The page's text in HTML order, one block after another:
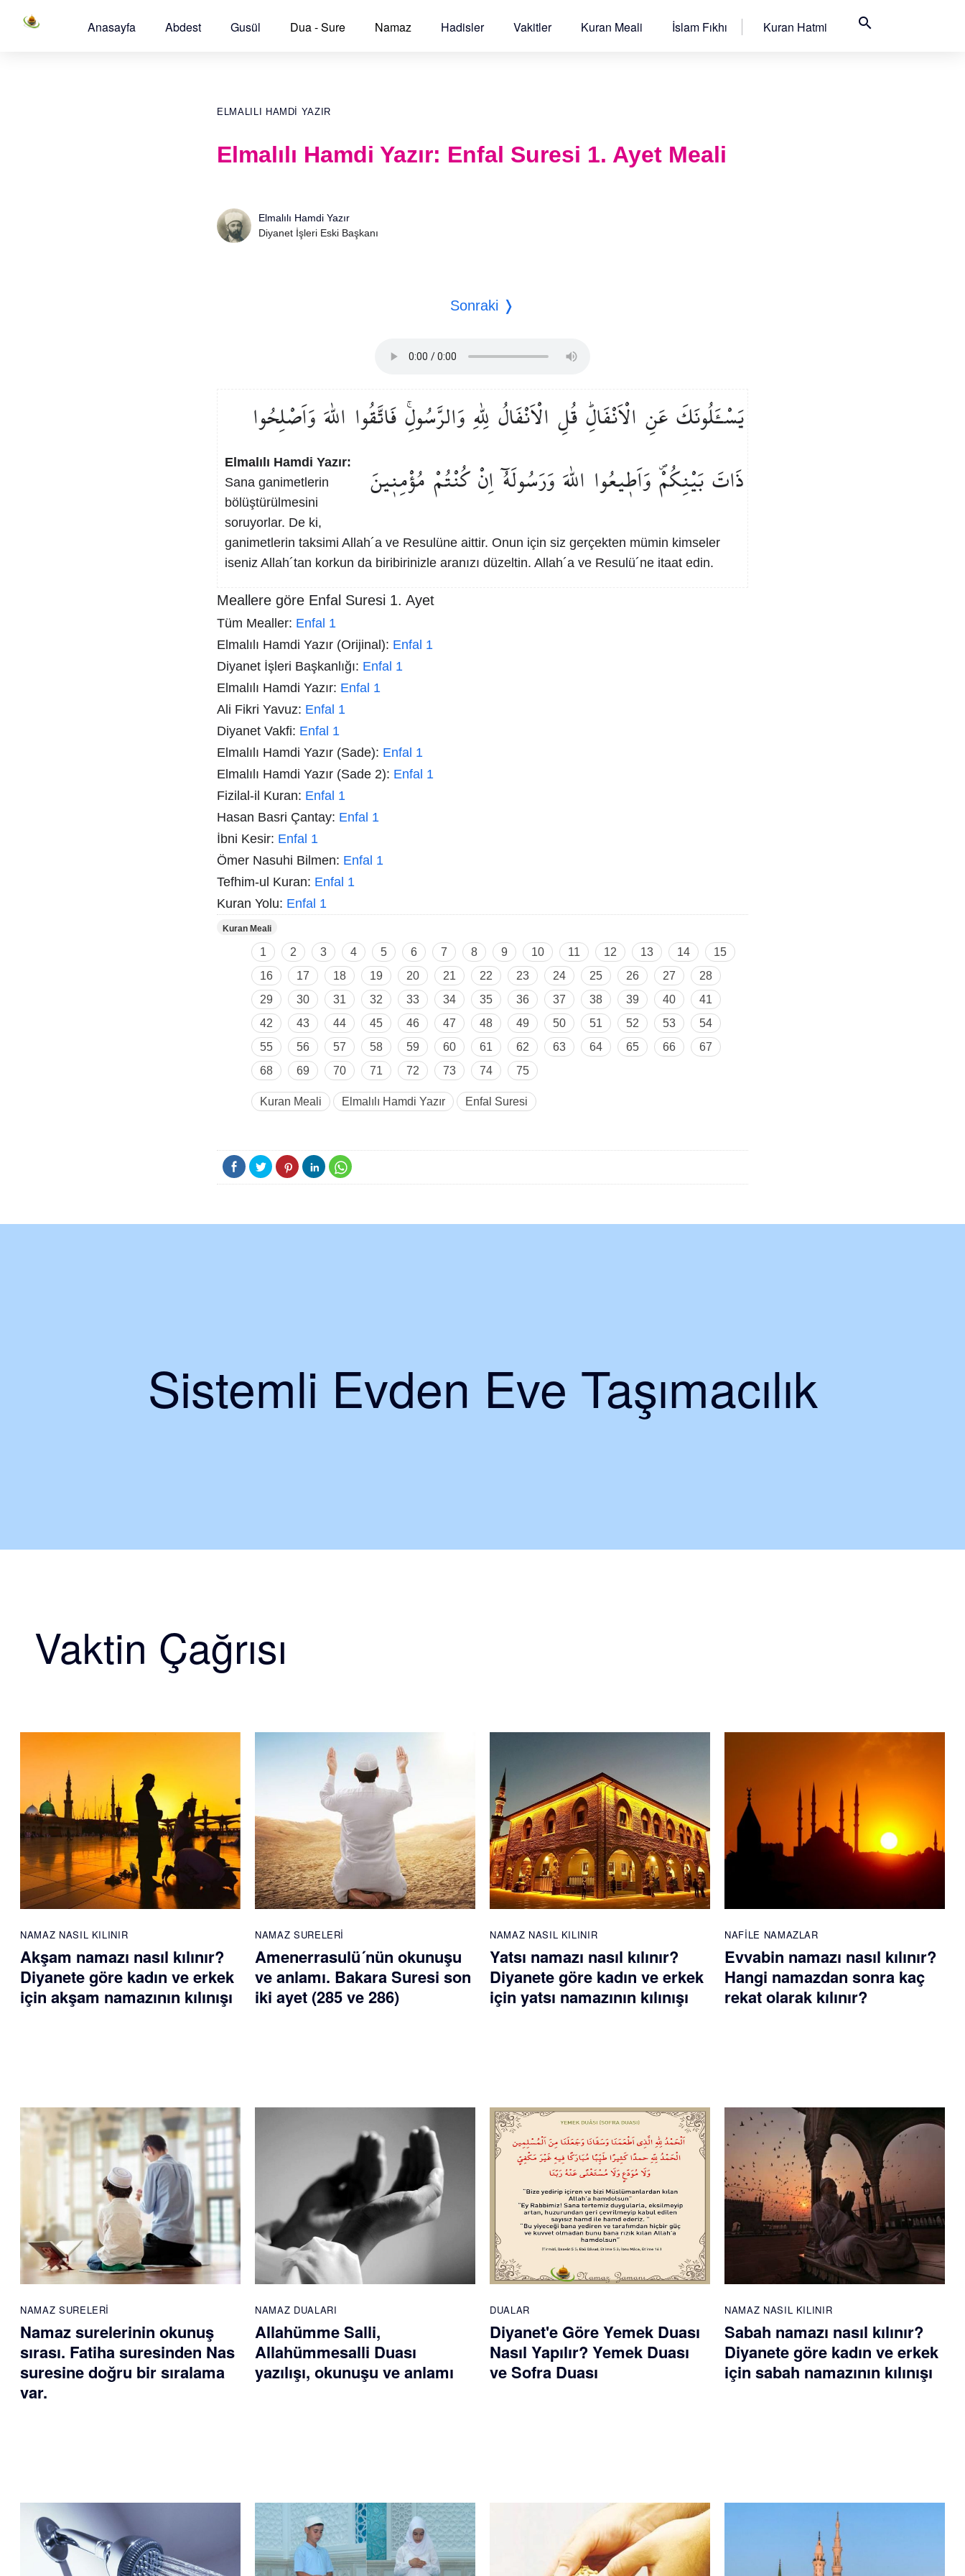
Anasayfa Abdest Gusül Dua - Sure Namaz Hadisler Vakitler Kuran Meali İslam Fıkhı Kuran Hatmi search
ELMALILI HAMDI YAZIR
Elmalılı Hamdi Yazır: Enfal Suresi 1. Ayet Meali
Elmalılı Hamdi Yazır
Diyanet İşleri Eski Başkanı
Sonraki ❭
يَسْـَٔلُونَكَعَنِ الْاَنْفَالِۜقُلِ الْاَنْفَالُ لِلّٰهِوَالرَّسُولِۚفَاتَّقُوا اللّٰهَوَاَصْلِحُوا
ذَاتَبَيْنِكُمْۖوَاَط۪يعُوا اللّٰهَوَرَسُولَهُٓاِنْكُنْتُمْ مُؤْمِن۪ينَ
Elmalılı Hamdi Yazır:
Sana ganimetlerin
bölüştürülmesini
soruyorlar. De ki,
ganimetlerin taksimi Allah´a ve Resulüne aittir. Onun için siz gerçekten mümin kimseler
iseniz Allah´tan korkun da biribirinizle aranızı düzeltin. Allah´a ve Resulü´ne itaat edin.
Meallere göre Enfal Suresi 1. Ayet
Tüm Mealler: Enfal 1
Elmalılı Hamdi Yazır (Orijinal): Enfal 1
Diyanet İşleri Başkanlığı: Enfal 1
Elmalılı Hamdi Yazır: Enfal 1
Ali Fikri Yavuz: Enfal 1
Diyanet Vakfi: Enfal 1
Elmalılı Hamdi Yazır (Sade): Enfal 1
Elmalılı Hamdi Yazır (Sade 2): Enfal 1
Fizilal-il Kuran: Enfal 1
Hasan Basri Çantay: Enfal 1
İbni Kesir: Enfal 1
Ömer Nasuhi Bilmen: Enfal 1
Tefhim-ul Kuran: Enfal 1
Kuran Yolu: Enfal 1
Kuran Meali
1 2 3 4 5 6 7 8 9 10 11 12 13 14
15
16
17 18 19 20 21 22 23 24 25 26 27
28
29
30 31 32 33 34 35 36 37 38 39 40
41
42
43 44 45 46 47 48 49 50 51 52 53
54
55
56 57 58 59 60 61 62 63 64 65 66
67
68
69 70 71 72 73 74 75
Kuran Meali Elmalılı Hamdi Yazır Enfal Suresi
Sistemli Evden Eve Taşımacılık
Vaktin Çağrısı
NAMAZ NASIL KILINIR
Akşam namazı nasıl kılınır?
Diyanete göre kadın ve erkek
için akşam namazının kılınışı
NAMAZ SURELERI
Amenerrasulü´nün okunuşu
ve anlamı. Bakara Suresi son
iki ayet (285 ve 286)
NAMAZ NASIL KILINIR
Yatsı namazı nasıl kılınır?
Diyanete göre kadın ve erkek
için yatsı namazının kılınışı
NAFILE NAMAZLAR
Evvabin namazı nasıl kılınır?
Hangi namazdan sonra kaç
rekat olarak kılınır?
NAMAZ SURELERI
Namaz surelerinin okunuş
sırası. Fatiha suresinden Nas
suresine doğru bir sıralama
var.
NAMAZ DUALARI
Allahümme Salli,
Allahümmesalli Duası
yazılışı, okunuşu ve anlamı
DUALAR
Diyanet'e Göre Yemek Duası
Nasıl Yapılır? Yemek Duası
ve Sofra Duası
NAMAZ NASIL KILINIR
Sabah namazı nasıl kılınır?
Diyanete göre kadın ve erkek
için sabah namazının kılınışı